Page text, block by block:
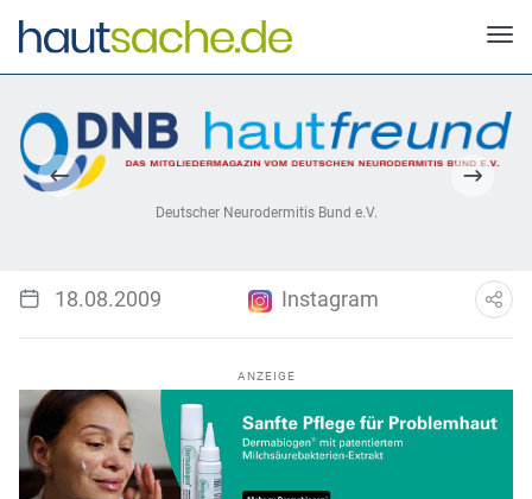
Deutscher Neurodermitis Bund e.V.
18.08.2009 Instagram
ANZEIGE